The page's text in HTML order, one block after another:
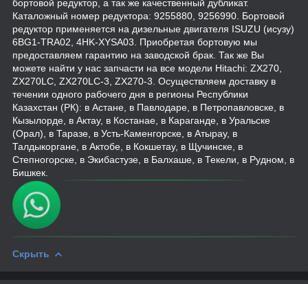
бортовой редуктор, а так же качественный дубликат.
Каталожный номер редуктора: 9255880, 9256990. Бортовой
редуктор применяется на дизельные двигателя ISUZU (исузу)
6BG1-TRA02, 4HK-XYSA03. Приобретая бортовую мы
предоставляем гарантию на заводской брак. Так же Вы
можете найти у нас запчасти на все модели Hitachi: ZX270,
ZX270LC, ZX270LC-3, ZX270-3. Осуществляем доставку в
течении одного рабочего дня в регионы Республики
Казахстан (РК): в Астане, в Павлодаре, в Петропавловске, в
Кызылорде, в Актау, в Костанае, в Караганде, в Уральске
(Орал), в Таразе, в Усть-Каменгорске, в Атырау, в
Талдыкоргане, в Актобе, в Кокшетау, в Щучинске, в
Степногорске, в Экибастузе, в Балхаше, в Текели, в Рудном, в
Бишкек.
Скрыть